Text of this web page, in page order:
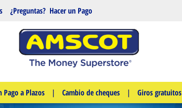
¿Preguntas? Hacer un Pago
a Plazos | Cambio de cheques | Giros gratuitos